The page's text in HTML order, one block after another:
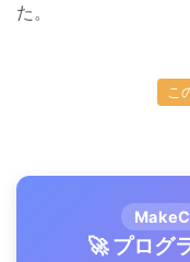
た。
こ
🚀 プログ